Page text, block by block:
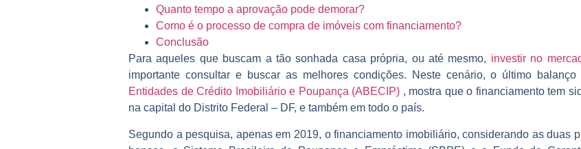
Quanto tempo a aprovação pode demorar?
Como é o processo de compra de imóveis com financiamento?
Conclusão
Para aqueles que buscam a tão sonhada casa própria, ou até mesmo, investir no
importante consultar e buscar as melhores condições. Neste cenário, o último
Entidades de Crédito Imobiliário e Poupança (ABECIP) , mostra que o financiamento tem
na capital do Distrito Federal – DF, e também em todo o país.
Segundo a pesquisa, apenas em 2019, o financiamento imobiliário, considerando as duas